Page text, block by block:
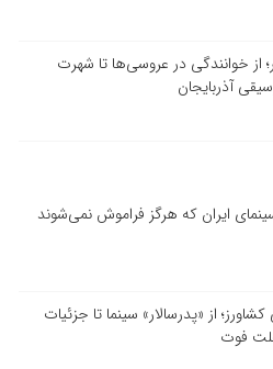
از خوانندگی در عروسی‌ها تا شهرت
آذربایجان
ایران که هرگز فراموش نمی‌شوند
از «پدرسالار» سینما تا جزئیات
فوت